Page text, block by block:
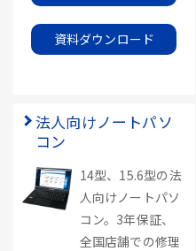
資料ダウンロード
法人向けノートパソ
コン
14型、15.6型の法
人向けノートパソ
コン。3年保証、
全国店舗での修理